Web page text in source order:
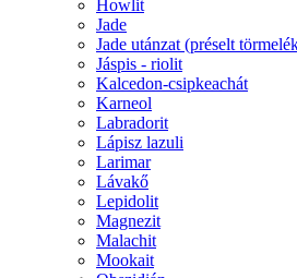
Howlit
Jade
Jade utánzat (préselt
Jáspis - riolit
Kalcedon-csipkeachát
Karneol
Labradorit
Lápisz lazuli
Larimar
Lávakő
Lepidolit
Magnezit
Malachit
Mookait